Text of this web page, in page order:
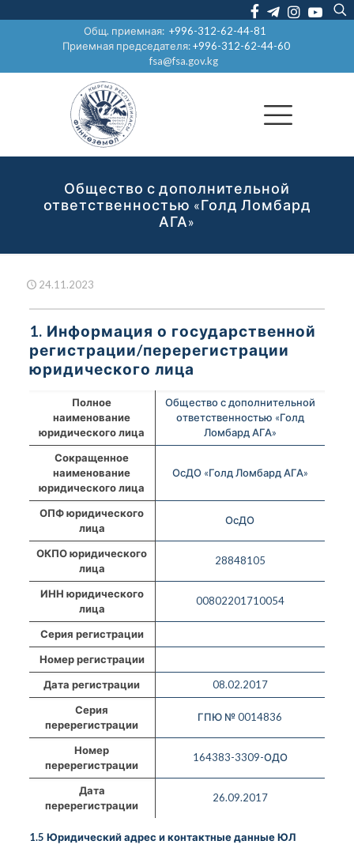
Общ. приемная:+996-312-62-44-81
Приемная председателя:+996-312-62-44-60
fsa@fsa.gov.kg
Общество с дополнительной
ответственностью «Голд Ломбард
АГА»
24.11.2023
1. Информация о государственной
регистрации/перерегистрации
юридического лица
Полное
наименование
юридического лица
Общество с дополнительной
ответственностью «Голд
Ломбард АГА»
Сокращенное
наименование
юридического лица
ОсДО «Голд Ломбард АГА»
ОПФ юридического
лица
ОсДО
ОКПО юридического
лица
28848105
ИНН юридического
лица
00802201710054
Серия регистрации
Номер регистрации
Дата регистрации
08.02.2017
Серия
перерегистрации
ГПЮ № 0014836
Номер
перерегистрации
164383-3309-ОДО
Дата
перерегистрации
26.09.2017
1.5 Юридический адрес и контактные данные ЮЛ